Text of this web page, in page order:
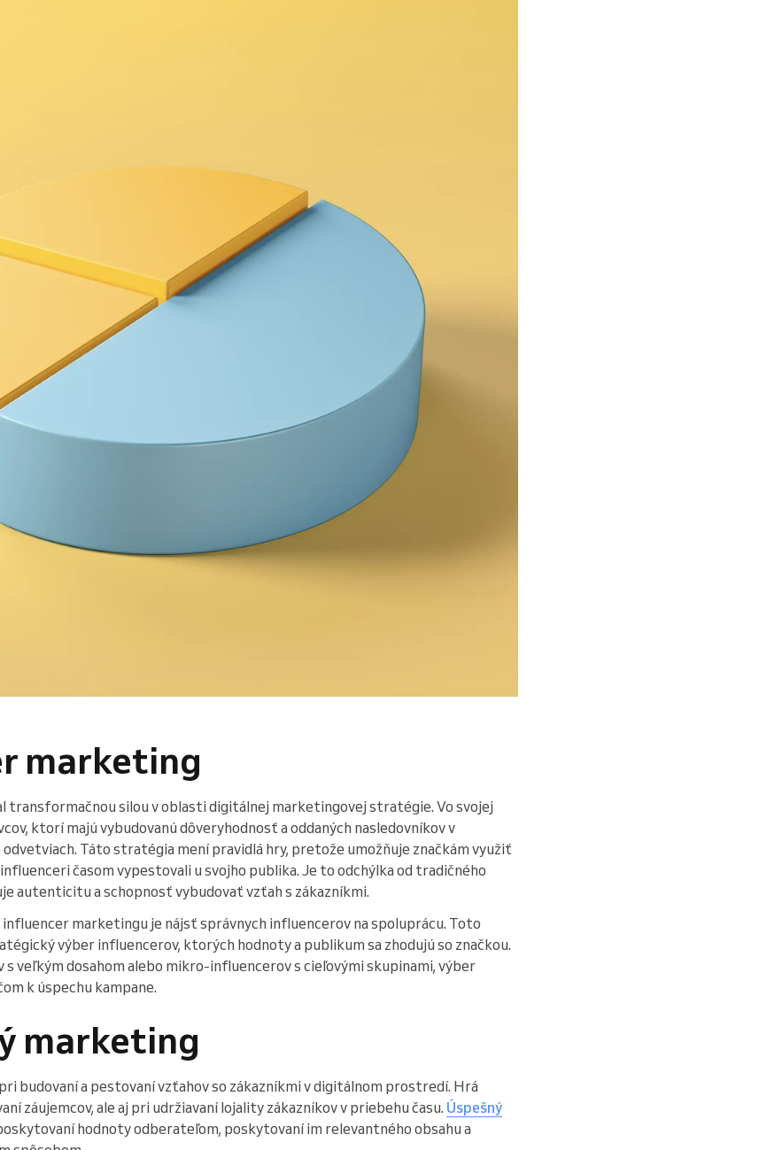
marketing
transformačnou silou v oblasti digitálnej marketingovej stratégie. Vo svojej
ktorí majú vybudovanú dôveryhodnosť a oddaných nasledovníkov v
Táto stratégia mení pravidlá hry, pretože umožňuje značkám využiť
časom vypestovali u svojho publika. Je to odchýlka od tradičného
autenticitu a schopnosť vybudovať vzťah s zákazníkmi.
marketingu je nájsť správnych influencerov na spoluprácu. Toto
výber influencerov, ktorých hodnoty a publikum sa zhodujú so značkou.
s veľkým dosahom alebo mikro-influencerov s cieľovými skupinami, výber
k úspechu kampane.
marketing
budovaní a pestovaní vzťahov so zákazníkmi v digitálnom prostredí. Hrá
záujemcov, ale aj pri udržiavaní lojality zákazníkov v priebehu času. Úspešný
hodnoty odberateľom, poskytovaní im relevantného obsahu a